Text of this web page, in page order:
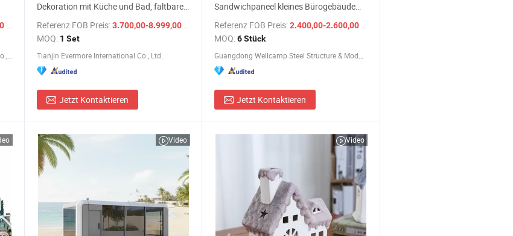
/ Stück
Dekoration mit Küche und Bad, faltbares
Containerhaus
Referenz FOB Preis:3.700,00-8.999,00 $
/ Set
MOQ: 1 Set
Tianjin Evermore International Co., Ltd.
Jetzt Kontaktieren
Sandwichpaneel kleines Bürogebäude
luxuriöses Containerhaus
Referenz FOB Preis:2.400,00-2.600,00 $
/ Stück
MOQ:6 Stück
Jetzt Kontaktieren
Video Video